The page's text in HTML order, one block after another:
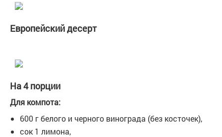
Европейский десерт
На 4 порции
Для компота:
600 г белого и черного винограда (без косточек),
сок 1 лимона,